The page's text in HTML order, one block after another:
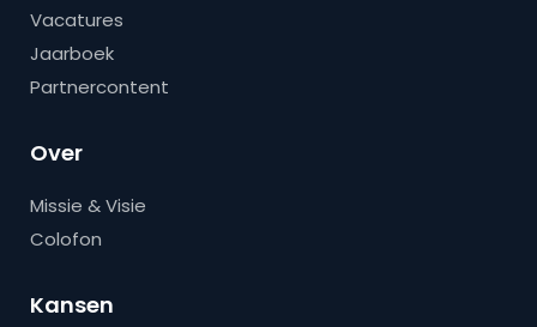
Vacatures
Jaarboek
Partnercontent
Over
Missie & Visie
Colofon
Kansen